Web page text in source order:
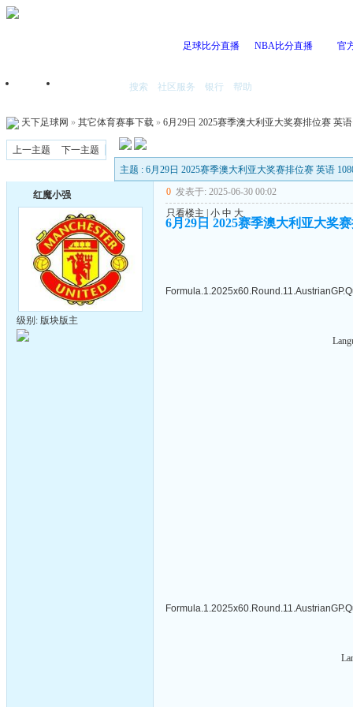
足球比分直播 NBA比分直播 官
首页 搜索 社区服务 银行 帮助
天下足球网 » 其它体育赛事下载 » 6月29日 2025赛季澳大利亚大奖赛排位赛 英
上一主题
下一主题
主题 : 6月29日 2025赛季澳大利亚大奖赛排位赛 英语
红魔小强
级别: 版块版主
0 发表于: 2025-06-30 00:02
只看楼主
小 中 大
6月29日 2025赛季澳大利亚大奖